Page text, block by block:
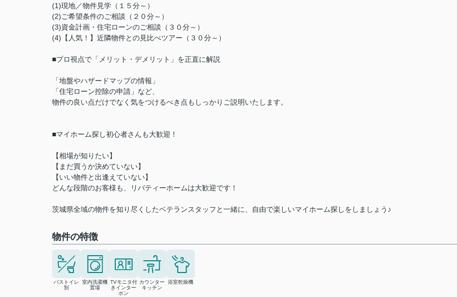
(1)現地／物件見学（１５分～）
(2)ご希望条件のご相談（２０分～）
(3)資金計画・住宅ローンのご相談（３０分～）
(4)【人気！】近隣物件との見比べツアー（３０分～）
■プロ視点で「メリット・デメリット」を正直に解説
「地盤やハザードマップの情報」
「住宅ローン控除の申請」など、
物件の良い点だけでなく気をつけるべき点もしっかりご説明いたします。
■マイホーム探し初心者さんも大歓迎！
【相場が知りたい】
【まだ買うか決めていない】
【いい物件と出逢えていない】
どんな段階のお客様も、リバティーホームは大歓迎です！
茨城県全域の物件を知り尽くしたベテランスタッフと一緒に、自由で楽しいマイホーム探しをしましょう♪
物件の特徴
バストイレ
別
室内洗濯機
置場
TVモニタ付
きインター
ホン
カウンター
キッチン
浴室乾燥機